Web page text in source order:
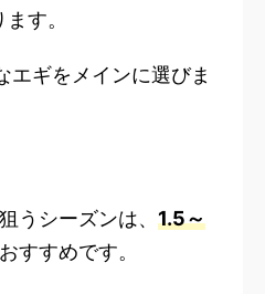
す。
エギをメインに選びま
うシーズンは、 1.5～
すすめです。